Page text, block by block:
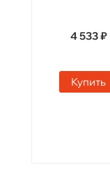
4 533 ₽
Купить